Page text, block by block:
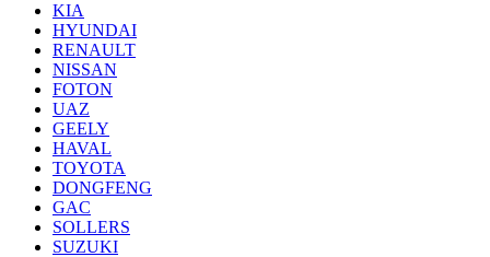
KIA
HYUNDAI
RENAULT
NISSAN
FOTON
UAZ
GEELY
HAVAL
TOYOTA
DONGFENG
GAC
SOLLERS
SUZUKI